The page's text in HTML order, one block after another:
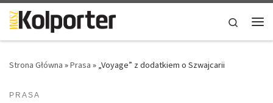
Skip to content
Search
Strona Główna »Prasa » „Voyage” z dodatkiem o Szwajcarii
PRASA